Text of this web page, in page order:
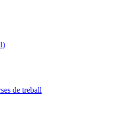
de treball